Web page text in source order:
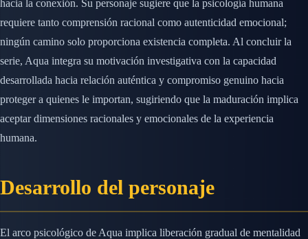
hacia la conexión. Su personaje sugiere que la psicología humana
requiere tanto comprensión racional como autenticidad emocional;
ningún camino solo proporciona existencia completa. Al concluir la
serie, Aqua integra su motivación investigativa con la capacidad
desarrollada hacia relación auténtica y compromiso genuino hacia
proteger a quienes le importan, sugiriendo que la maduración implica
aceptar dimensiones racionales y emocionales de la experiencia
humana.
Desarrollo del personaje
El arco psicológico de Aqua implica liberación gradual de mentalidad